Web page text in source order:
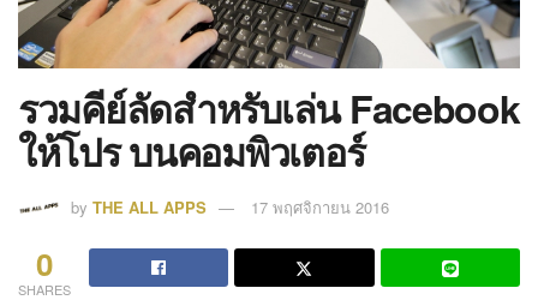
รวมคีย์ลัดสำหรับเล่น Facebook
ให้โปร บนคอมพิวเตอร์
by THE ALL APPS 17 พฤศจิกายน 2016
0
SHARES